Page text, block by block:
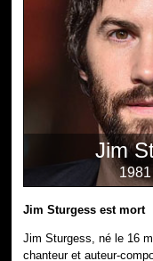
Jim
Jim Sturgess est mort
Jim Sturgess, né le 16
chanteur et auteur-